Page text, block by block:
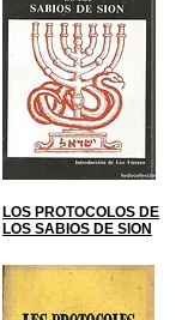
LOS PROTOCOLOS DE
LOS SABIOS DE SION